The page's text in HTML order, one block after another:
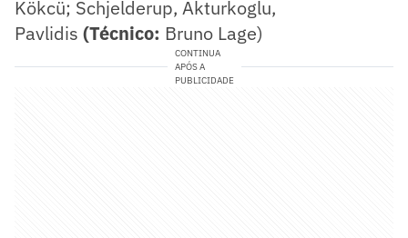
Kökcü; Schjelderup, Akturkoglu,
Pavlidis (Técnico: Bruno Lage)
CONTINUA
APÓS A
PUBLICIDADE